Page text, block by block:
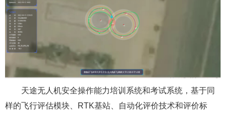
天途无人机安全操作能力培训系统和考试系统，基于同
样的飞行评估模块、RTK基站、自动化评价技术和评价标